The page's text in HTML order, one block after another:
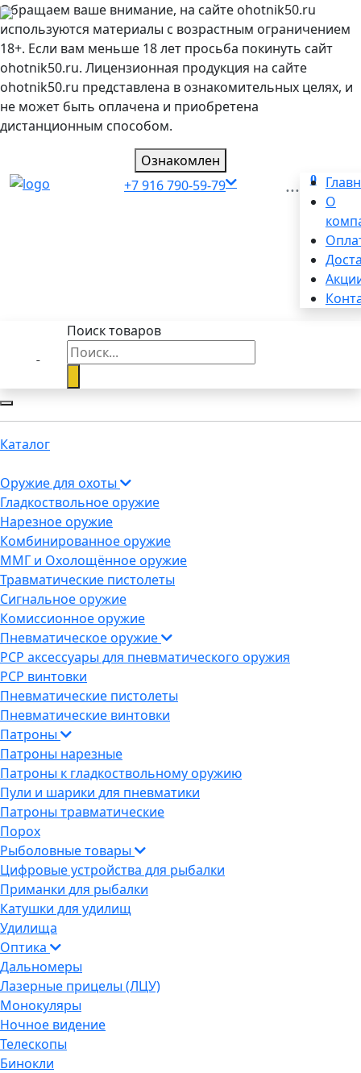
Обращаем ваше внимание, на сайте ohotnik50.ru
используются материалы с возрастным ограничением
18+. Если вам меньше 18 лет просьба покинуть сайт
ohotnik50.ru. Лицензионная продукция на сайте
ohotnik50.ru представлена в ознакомительных целях, и
не может быть оплачена и приобретена
дистанционным способом.
Ознакомлен
+7 916 790-59-79
0
...
О
Поиск товаров
Каталог
Оружие для охоты
Гладкоствольное оружие
Нарезное оружие
Комбинированное оружие
ММГ и Охолощённое оружие
Травматические пистолеты
Сигнальное оружие
Комиссионное оружие
Пневматическое оружие
PCP аксессуары для пневматического оружия
PCP винтовки
Пневматические пистолеты
Пневматические винтовки
Патроны
Патроны нарезные
Патроны к гладкоствольному оружию
Пули и шарики для пневматики
Патроны травматические
Порох
Рыболовные товары
Цифровые устройства для рыбалки
Приманки для рыбалки
Катушки для удилищ
Удилища
Оптика
Дальномеры
Лазерные прицелы (ЛЦУ)
Монокуляры
Ночное видение
Телескопы
Бинокли